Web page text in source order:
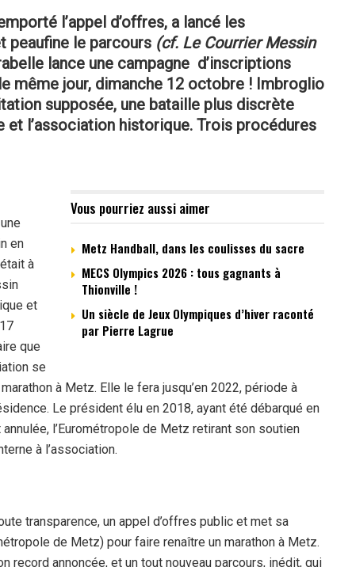
l’appel d’offres, a lancé les
peaufine le parcours (cf. Le Courrier Messin
lance une campagne d’inscriptions
même jour, dimanche 12 octobre ! Imbroglio
supposée, une bataille plus discrète
l’association historique. Trois procédures
Vous pourriez aussi aimer
Metz Handball, dans les coulisses du sacre
MECS Olympics 2026 : tous gagnants à
Thionville !
Un siècle de Jeux Olympiques d’hiver raconté
par Pierre Lagrue
en
à
et
que
se
à Metz. Elle le fera jusqu’en 2022, période à
Le président élu en 2018, ayant été débarqué en
l’Eurométropole de Metz retirant son soutien
à l’association.
transparence, un appel d’offres public et met sa
de Metz) pour faire renaître un marathon à Metz.
record annoncée, et un tout nouveau parcours, inédit, qui